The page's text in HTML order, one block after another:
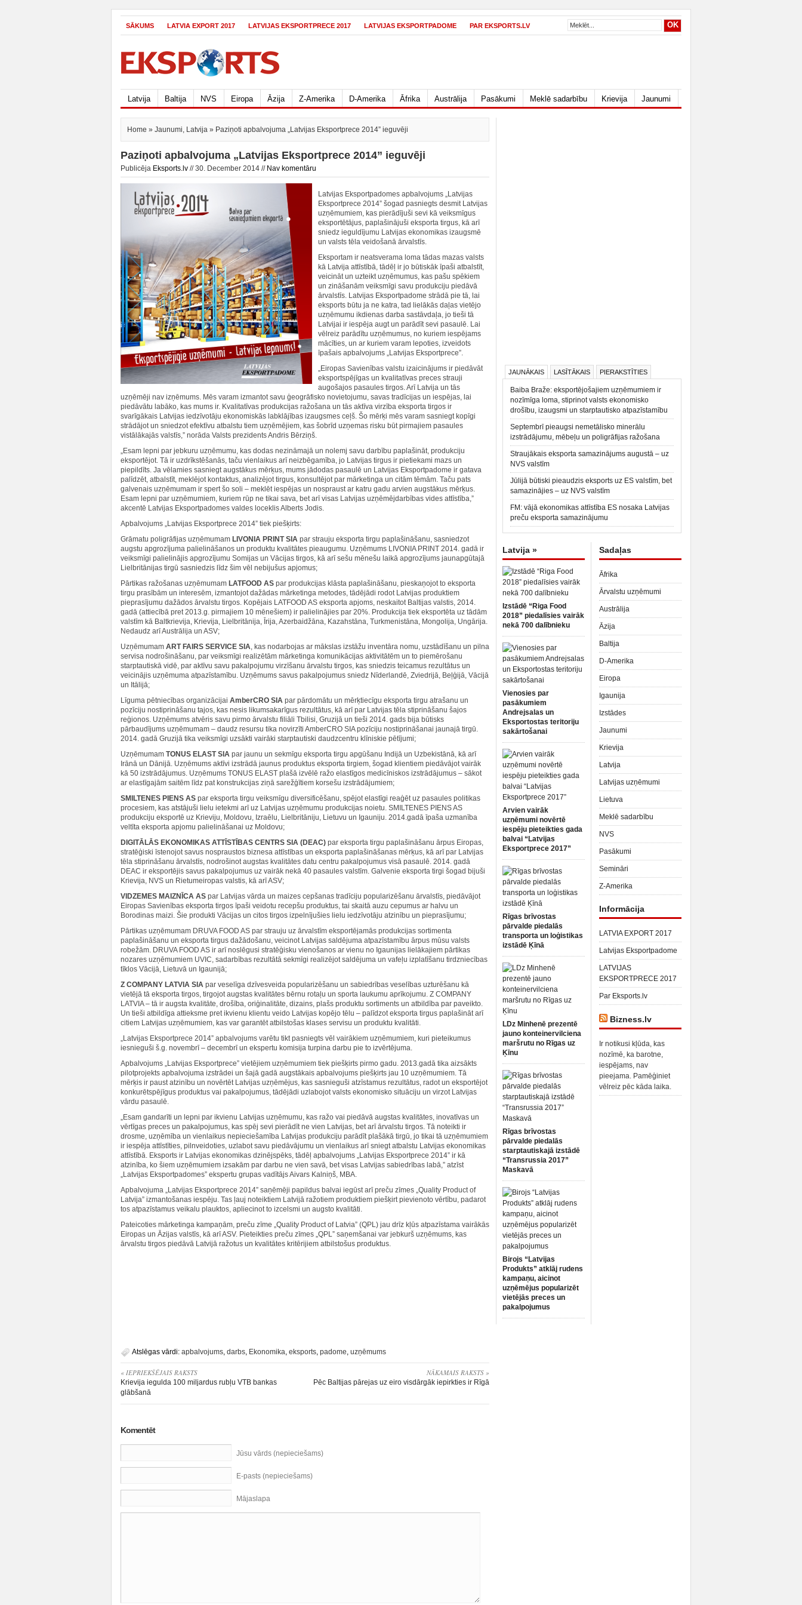
SĀKUMS LATVIA EXPORT 2017 LATVIJAS EKSPORTPRECE 2017 LATVIJAS EKSPORTPADOME PAR EKSPORTS.LV
Latvija Baltija NVS Eiropa Āzija Z-Amerika D-Amerika Āfrika Austrālija Pasākumi Meklē sadarbību Krievija Jaunumi
Home » Jaunumi, Latvija » Paziņoti apbalvojuma „Latvijas Eksportprece 2014” ieguvēji
Paziņoti apbalvojuma „Latvijas Eksportprece 2014” ieguvēji
Publicēja Eksports.lv // 30. December 2014 // Nav komentāru
Latvijas Eksportpadomes apbalvojums „Latvijas
Eksportprece 2014” šogad pasniegts desmit Latvijas
uzņēmumiem, kas pierādījuši sevi kā veiksmīgus
eksportētājus, paplašinājuši eksporta tirgus, kā arī
sniedz ieguldījumu Latvijas ekonomikas izaugsmē
un valsts tēla veidošanā ārvalstīs.
Eksportam ir neatsverama loma tādas mazas valsts
kā Latvija attīstībā, tādēļ ir jo būtiskāk īpaši atbalstīt,
veicināt un uzteikt uzņēmumus, kas pašu spēkiem
un zināšanām veiksmīgi savu produkciju piedāvā
ārvalstīs. Latvijas Eksportpadome strādā pie tā, lai
eksports būtu ja ne katra, tad lielākās daļas vietējo
uzņēmumu ikdienas darba sastāvdaļa, jo tieši tā
Latvijai ir iespēja augt un parādīt sevi pasaulē. Lai
vēlreiz parādītu uzņēmumus, no kuriem iespējams
mācīties, un ar kuriem varam lepoties, izveidots
īpašais apbalvojums „Latvijas Eksportprece”.
„Eiropas Savienības valstu izaicinājums ir piedāvāt
eksportspējīgas un kvalitatīvas preces strauji
augošajos pasaules tirgos. Arī Latvija un tās
uzņēmēji nav izņēmums. Mēs varam izmantot savu ģeogrāfisko novietojumu, savas tradīcijas un iespējas, lai
piedāvātu labāko, kas mums ir. Kvalitatīvas produkcijas ražošana un tās aktīva virzība eksporta tirgos ir
svarīgākais Latvijas iedzīvotāju ekonomiskās labklājības izaugsmes ceļš. Šo mērķi mēs varam sasniegt kopīgi
strādājot un sniedzot efektīvu atbalstu tiem uzņēmējiem, kas šobrīd uzņemas risku būt pirmajiem pasaules
vistālākajās valstīs,” norāda Valsts prezidents Andris Bērziņš.
„Esam lepni par jebkuru uzņēmumu, kas dodas nezināmajā un nolemj savu darbību paplašināt, produkciju
eksportējot. Tā ir uzdrīkstēšanās, taču vienlaikus arī neizbēgamība, jo Latvijas tirgus ir pietiekami mazs un
piepildīts. Ja vēlamies sasniegt augstākus mērķus, mums jādodas pasaulē un Latvijas Eksportpadome ir gatava
palīdzēt, atbalstīt, meklējot kontaktus, analizējot tirgus, konsultējot par mārketinga un citām tēmām. Taču pats
galvenais uzņēmumam ir spert šo soli – meklēt iespējas un nospraust ar katru gadu arvien augstākus mērķus.
Esam lepni par uzņēmumiem, kuriem rūp ne tikai sava, bet arī visas Latvijas uzņēmējdarbības vides attīstība,”
akcentē Latvijas Eksportpadomes valdes loceklis Alberts Jodis.
Apbalvojums „Latvijas Eksportprece 2014” tiek piešķirts:
Grāmatu poligrāfijas uzņēmumam LIVONIA PRINT SIA par strauju eksporta tirgu paplašināšanu, sasniedzot
augstu apgrozījuma palielināšanos un produktu kvalitātes pieaugumu. Uzņēmums LIVONIA PRINT 2014. gadā ir
veiksmīgi palielinājis apgrozījumu Somijas un Vācijas tirgos, kā arī sešu mēnešu laikā apgrozījums jaunapgūtajā
Lielbritānijas tirgū sasniedzis līdz šim vēl nebijušus apjomus;
Pārtikas ražošanas uzņēmumam LATFOOD AS par produkcijas klāsta paplašināšanu, pieskaņojot to eksporta
tirgu prasībām un interesēm, izmantojot dažādas mārketinga metodes, tādējādi rodot Latvijas produktiem
pieprasījumu dažādos ārvalstu tirgos. Kopējais LATFOOD AS eksporta apjoms, neskaitot Baltijas valstis, 2014.
gadā (attiecībā pret 2013.g. pirmajiem 10 mēnešiem) ir palielinājies par 20%. Produkcija tiek eksportēta uz tādām
valstīm kā Baltkrievija, Krievija, Lielbritānija, Īrija, Azerbaidžāna, Kazahstāna, Turkmenistāna, Mongolija, Ungārija.
Nedaudz arī Austrālija un ASV;
Uzņēmumam ART FAIRS SERVICE SIA, kas nodarbojas ar mākslas izstāžu inventāra nomu, uzstādīšanu un pilna
servisa nodrošināšanu, par veiksmīgi realizētām mārketinga komunikācijas aktivitātēm un to piemērošanu
starptautiskā vidē, par aktīvu savu pakalpojumu virzīšanu ārvalstu tirgos, kas sniedzis teicamus rezultātus un
veicinājis uzņēmuma atpazīstamību. Uzņēmums savus pakalpojumus sniedz Nīderlandē, Zviedrijā, Beļģijā, Vācijā
un Itālijā;
Līguma pētniecības organizācijai AmberCRO SIA par pārdomātu un mērķtiecīgu eksporta tirgu atrašanu un
pozīciju nostiprināšanu tajos, kas nesis likumsakarīgus rezultātus, kā arī par Latvijas tēla stiprināšanu šajos
reģionos. Uzņēmums atvēris savu pirmo ārvalstu filiāli Tbilisi, Gruzijā un tieši 2014. gads bija būtisks
pārbaudījums uzņēmumam – daudz resursu tika novirzīti AmberCRO SIA pozīciju nostiprināšanai jaunajā tirgū.
2014. gadā Gruzijā tika veiksmīgi uzsākti vairāki starptautiski daudzcentru klīniskie pētījumi;
Uzņēmumam TONUS ELAST SIA par jaunu un sekmīgu eksporta tirgu apgūšanu Indijā un Uzbekistānā, kā arī
Irānā un Dānijā. Uzņēmums aktīvi izstrādā jaunus produktus eksporta tirgiem, šogad klientiem piedāvājot vairāk
kā 50 izstrādājumus. Uzņēmums TONUS ELAST plašā izvēlē ražo elastīgos medicīniskos izstrādājumus – sākot
ar elastīgajām saitēm līdz pat konstrukcijas ziņā sarežģītiem korsešu izstrādājumiem;
SMILTENES PIENS AS par eksporta tirgu veiksmīgu diversificēšanu, spējot elastīgi reaģēt uz pasaules politikas
procesiem, kas atstājuši lielu ietekmi arī uz Latvijas uzņēmumu produkcijas noietu. SMILTENES PIENS AS
produkciju eksportē uz Krieviju, Moldovu, Izraēlu, Lielbritāniju, Lietuvu un Igauniju. 2014.gadā īpaša uzmanība
veltīta eksporta apjomu palielināšanai uz Moldovu;
DIGITĀLĀS EKONOMIKAS ATTĪSTĪBAS CENTRS SIA (DEAC) par eksporta tirgu paplašināšanu ārpus Eiropas,
stratēģiski īstenojot savus nospraustos biznesa attīstības un eksporta paplašināšanas mērķus, kā arī par Latvijas
tēla stiprināšanu ārvalstīs, nodrošinot augstas kvalitātes datu centru pakalpojumus visā pasaulē. 2014. gadā
DEAC ir eksportējis savus pakalpojumus uz vairāk nekā 40 pasaules valstīm. Galvenie eksporta tirgi šogad bijuši
Krievija, NVS un Rietumeiropas valstis, kā arī ASV;
VIDZEMES MAIZNĪCA AS par Latvijas vārda un maizes cepšanas tradīciju popularizēšanu ārvalstīs, piedāvājot
Eiropas Savienības eksporta tirgos īpaši veidotu recepšu produktus, tai skaitā auzu cepumus ar halvu un
Borodinas maizi. Šie produkti Vācijas un citos tirgos izpelnījušies lielu iedzīvotāju atzinību un pieprasījumu;
Pārtikas uzņēmumam DRUVA FOOD AS par strauju uz ārvalstīm eksportējamās produkcijas sortimenta
paplašināšanu un eksporta tirgus dažādošanu, veicinot Latvijas saldējuma atpazīstamību ārpus mūsu valsts
robežām. DRUVA FOOD AS ir arī noslēgusi stratēģisku vienošanos ar vienu no Igaunijas lielākajiem pārtikas
nozares uzņēmumiem UVIC, sadarbības rezultātā sekmīgi realizējot saldējuma un vafeļu izplatīšanu tirdzniecības
tīklos Vācijā, Lietuvā un Igaunijā;
Z COMPANY LATVIA SIA par veselīga dzīvesveida popularizēšanu un sabiedrības veselības uzturēšanu kā
vietējā tā eksporta tirgos, tirgojot augstas kvalitātes bērnu rotaļu un sporta laukumu aprīkojumu. Z COMPANY
LATVIA – tā ir augsta kvalitāte, drošība, oriģinalitāte, dizains, plašs produktu sortiments un atbildība par paveikto.
Un tieši atbildīga attieksme pret ikvienu klientu veido Latvijas kopējo tēlu – palīdzot eksporta tirgus paplašināt arī
citiem Latvijas uzņēmumiem, kas var garantēt atbilstošas klases servisu un produktu kvalitāti.
„Latvijas Eksportprece 2014” apbalvojums varētu tikt pasniegts vēl vairākiem uzņēmumiem, kuri pieteikumus
iesnieguši š.g. novembrī – decembrī un ekspertu komisija turpina darbu pie to izvērtējuma.
Apbalvojums „Latvijas Eksportprece” vietējiem uzņēmumiem tiek piešķirts pirmo gadu. 2013.gadā tika aizsākts
pilotprojekts apbalvojuma izstrādei un šajā gadā augstākais apbalvojums piešķirts jau 10 uzņēmumiem. Tā
mērķis ir paust atzinību un novērtēt Latvijas uzņēmējus, kas sasnieguši atzīstamus rezultātus, radot un eksportējot
konkurētspējīgus produktus vai pakalpojumus, tādējādi uzlabojot valsts ekonomisko situāciju un virzot Latvijas
vārdu pasaulē.
„Esam gandarīti un lepni par ikvienu Latvijas uzņēmumu, kas ražo vai piedāvā augstas kvalitātes, inovatīvas un
vērtīgas preces un pakalpojumus, kas spēj sevi pierādīt ne vien Latvijas, bet arī ārvalstu tirgos. Tā noteikti ir
drosme, uzņēmība un vienlaikus nepieciešamība Latvijas produkciju parādīt plašākā tirgū, jo tikai tā uzņēmumiem
ir iespēja attīstīties, pilnveidoties, uzlabot savu piedāvājumu un vienlaikus arī sniegt atbalstu Latvijas ekonomikas
attīstībā. Eksports ir Latvijas ekonomikas dzinējspēks, tādēļ apbalvojums „Latvijas Eksportprece 2014” ir kā
atzinība, ko šiem uzņēmumiem izsakām par darbu ne vien savā, bet visas Latvijas sabiedrības labā,” atzīst
„Latvijas Eksportpadomes” ekspertu grupas vadītājs Aivars Kalniņš, MBA.
Apbalvojuma „Latvijas Eksportprece 2014” saņēmēji papildus balvai iegūst arī preču zīmes „Quality Product of
Latvija” izmantošanas iespēju. Tas ļauj noteiktiem Latvijā ražotiem produktiem piešķirt pievienoto vērtību, padarot
tos atpazīstamus veikalu plauktos, apliecinot to izcelsmi un augsto kvalitāti.
Pateicoties mārketinga kampaņām, preču zīme „Quality Product of Latvia” (QPL) jau drīz kļūs atpazīstama vairākās
Eiropas un Āzijas valstīs, kā arī ASV. Pieteikties preču zīmes „QPL” saņemšanai var jebkurš uzņēmums, kas
ārvalstu tirgos piedāvā Latvijā ražotus un kvalitātes kritērijiem atbilstošus produktus.
Atslēgas vārdi: apbalvojums, darbs, Ekonomika, eksports, padome, uzņēmums
« IEPRIEKŠĒJAIS RAKSTS
Krievija iegulda 100 miljardus rubļu VTB bankas
glābšanā
NĀKAMAIS RAKSTS »
Pēc Baltijas pārejas uz eiro visdārgāk iepirkties ir Rīgā
Komentēt
Jūsu vārds (nepieciešams)
E-pasts (nepieciešams)
Mājaslapa
JAUNĀKAIS LASĪTĀKAIS PIERAKSTĪTIES
Baiba Braže: eksportējošajiem uzņēmumiem ir
nozīmīga loma, stiprinot valsts ekonomisko
drošību, izaugsmi un starptautisko atpazīstamību
Septembrī pieaugsi nemetālisko minerālu
izstrādājumu, mēbeļu un poligrāfijas ražošana
Straujākais eksporta samazinājums augustā – uz
NVS valstīm
Jūlijā būtiski pieaudzis eksports uz ES valstīm, bet
samazinājies – uz NVS valstīm
FM: vājā ekonomikas attīstība ES nosaka Latvijas
preču eksporta samazinājumu
Latvija »
Izstādē “Riga Food
2018” piedalīsies vairāk
nekā 700 dalībnieku
Vienosies par
pasākumiem
Andrejsalas un
Eksportostas teritoriju
sakārtošanai
Arvien vairāk
uzņēmumi novērtē
iespēju pieteikties gada
balvai “Latvijas
Eksportprece 2017”
Rīgas brīvostas
pārvalde piedalās
transporta un loģistikas
izstādē Ķīnā
LDz Minhenē prezentē
jauno konteinervilciena
maršrutu no Rīgas uz
Ķīnu
Rīgas brīvostas
pārvalde piedalās
starptautiskajā izstādē
“Transrussia 2017”
Maskavā
Birojs “Latvijas
Produkts” atklāj rudens
kampaņu, aicinot
uzņēmējus popularizēt
vietējās preces un
pakalpojumus
Sadaļas
Āfrika
Ārvalstu uzņēmumi
Austrālija
Āzija
Baltija
D-Amerika
Eiropa
Igaunija
Izstādes
Jaunumi
Krievija
Latvija
Latvijas uzņēmumi
Lietuva
Meklē sadarbību
NVS
Pasākumi
Semināri
Z-Amerika
Informācija
LATVIA EXPORT 2017
Latvijas Eksportpadome
LATVIJAS
EKSPORTPRECE 2017
Par Eksports.lv
Bizness.lv
Ir notikusi kļūda, kas
nozīmē, ka barotne,
iespējams, nav
pieejama. Pamēģiniet
vēlreiz pēc kāda laika.